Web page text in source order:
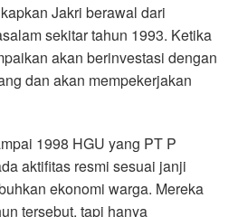
Jakri berawal dari
sekitar tahun 1993. Ketika
akan berinvestasi dengan
dan akan mempekerjakan
1998 HGU yang PT P
aktifitas resmi sesuai janji
ekonomi warga. Mereka
tersebut, tapi hanya